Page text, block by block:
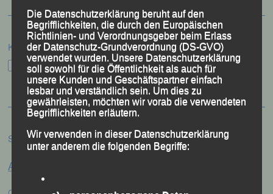
Kategorien
Kategorien
Schlagwörter
Alex Sellner
Christina WimmerDJK Domlauf
Die Datenschutzerklärung beruht auf den
Begrifflichkeiten, die durch den Europäischen
Richtlinien- und Verordnungsgeber beim Erlass
der Datenschutz-Grundverordnung (DS-GVO)
verwendet wurden. Unsere Datenschutzerklärung
soll sowohl für die Öffentlichkeit als auch für
unsere Kunden und Geschäftspartner einfach
lesbar und verständlich sein. Um dies zu
gewährleisten, möchten wir vorab die verwendeten
Begrifflichkeiten erläutern.
Wir verwenden in dieser Datenschutzerklärung
unter anderem die folgenden Begriffe: